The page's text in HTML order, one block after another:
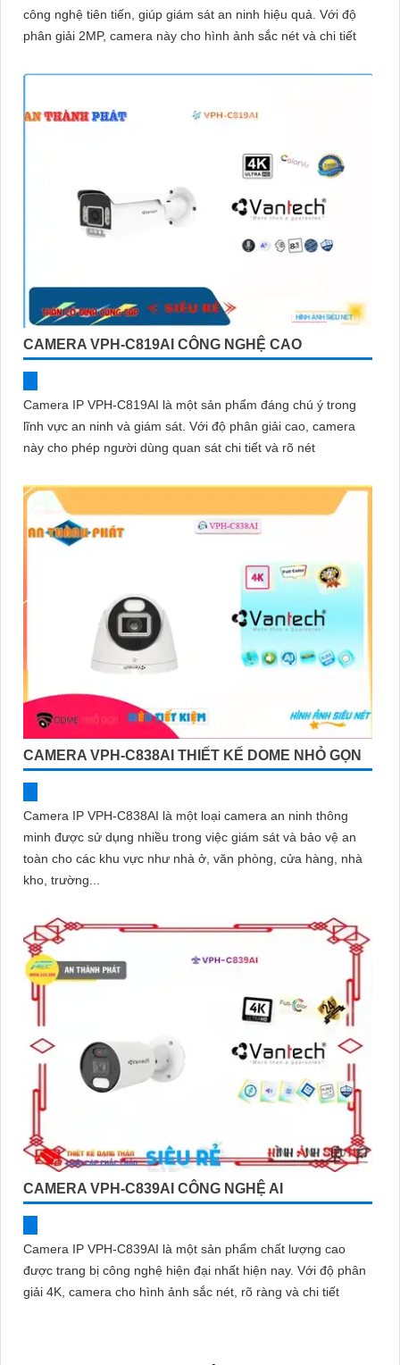
công nghệ tiên tiến, giúp giám sát an ninh hiệu quả. Với độ
phân giải 2MP, camera này cho hình ảnh sắc nét và chi tiết
CAMERA VPH-C819AI CÔNG NGHỆ CAO
Camera IP VPH-C819AI là một sản phẩm đáng chú ý trong
lĩnh vực an ninh và giám sát. Với độ phân giải cao, camera
này cho phép người dùng quan sát chi tiết và rõ nét
CAMERA VPH-C838AI THIẾT KẾ DOME NHỎ GỌN
Camera IP VPH-C838AI là một loại camera an ninh thông
minh được sử dụng nhiều trong việc giám sát và bảo vệ an
toàn cho các khu vực như nhà ở, văn phòng, cửa hàng, nhà
kho, trường...
CAMERA VPH-C839AI CÔNG NGHỆ AI
Camera IP VPH-C839AI là một sản phẩm chất lượng cao
được trang bị công nghệ hiện đại nhất hiện nay. Với độ phân
giải 4K, camera cho hình ảnh sắc nét, rõ ràng và chi tiết